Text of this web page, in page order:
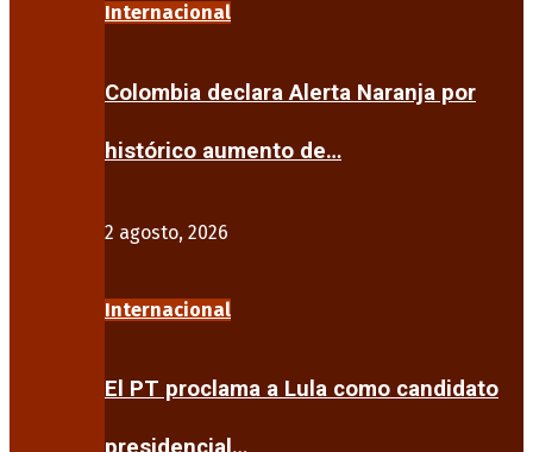
Internacional
Colombia declara Alerta Naranja por
histórico aumento de…
2 agosto, 2026
Internacional
El PT proclama a Lula como candidato